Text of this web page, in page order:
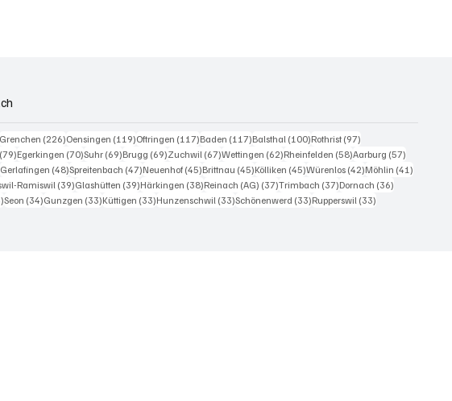
257 Beiträge
Grenchen (226)226 Beiträge
Oensingen (119)119 Beiträge
Oftringen (117)117 Beiträge
Baden (117)117 Beiträge
Balsthal (100)100 Beiträge
Rothrist (97)
(79)79 Beiträge
Egerkingen (70)70 Beiträge
Suhr (69)69 Beiträge
Brugg (69)69 Beiträge
Zuchwil (67)67 Beiträge
Wettingen (62)62 Beiträge
Rheinfelden (58)58 Beiträge
Aarburg (57)
49 Beiträge
Gerlafingen (48)48 Beiträge
Spreitenbach (47)47 Beiträge
Neuenhof (45)45 Beiträge
Brittnau (45)45 Beiträge
Kölliken (45)45 Beiträge
Würenlos (42)42 Beiträge
Möhlin (41)
Ramiswil (39)39 Beiträge
Glashütten (39)39 Beiträge
Härkingen (38)38 Beiträge
Reinach (AG) (37)37 Beiträge
Trimbach (37)37 Beiträge
Dornach (36)
36 Beiträge
Seon (34)34 Beiträge
Gunzgen (33)33 Beiträge
Küttigen (33)33 Beiträge
Hunzenschwil (33)33 Beiträge
Schönenwerd (33)33 Beiträge
Rupperswil (33)